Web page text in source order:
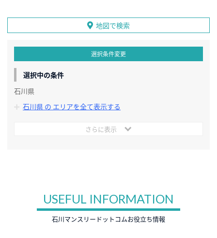
地図で検索
選択条件変更
選択中の条件
石川県
石川県 の エリアを全て表示する
さらに表示
USEFUL INFORMATION
石川マンスリードットコムお役立ち情報